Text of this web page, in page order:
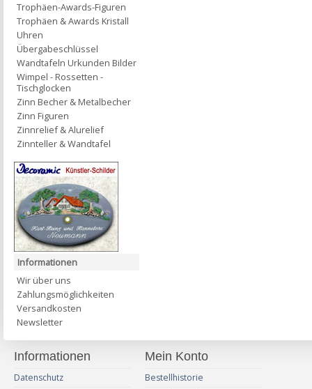
Trophäen-Awards-Figuren
Trophäen & Awards Kristall
Uhren
Übergabeschlüssel
Wandtafeln Urkunden Bilder
Wimpel - Rossetten -
Tischglocken
Zinn Becher & Metalbecher
Zinn Figuren
Zinnrelief & Alurelief
Zinnteller & Wandtafel
Informationen
Wir über uns
Zahlungsmöglichkeiten
Versandkosten
Newsletter
Informationen
Datenschutz
Mein Konto
Bestellhistorie